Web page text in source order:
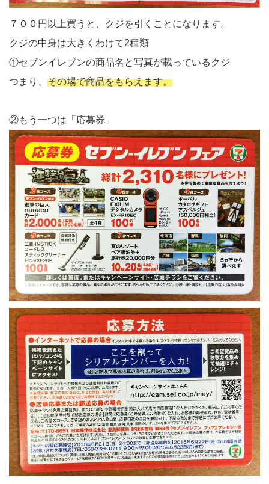
７００円以上買うと、クジを引くことになります。
クジの中身は大きくわけて2種類
①セブンイレブンの商品名と写真が載っているクジ
つまり、 その場で商品をもらえます。
②もう一つは「応募券」